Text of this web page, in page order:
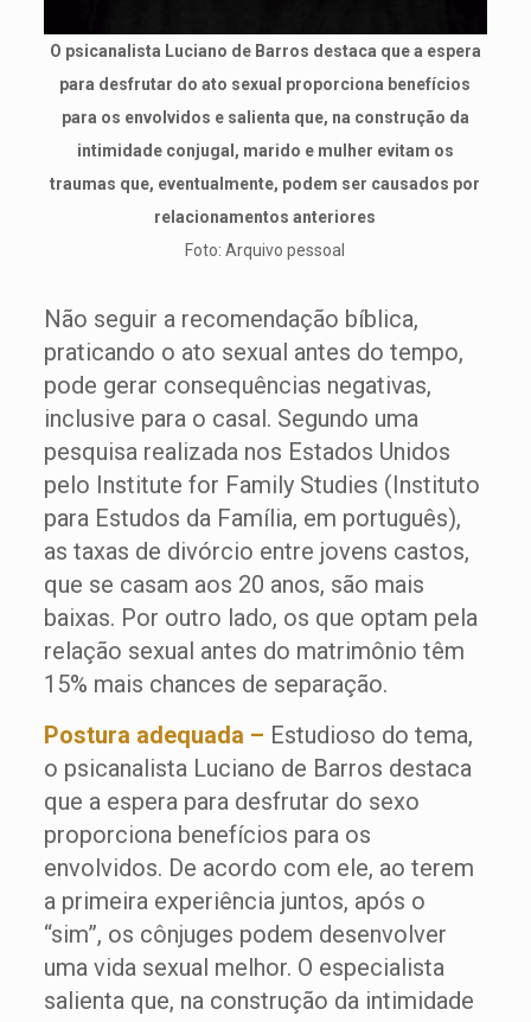
O psicanalista Luciano de Barros destaca que a espera
para desfrutar do ato sexual proporciona benefícios
para os envolvidos e salienta que, na construção da
intimidade conjugal, marido e mulher evitam os
traumas que, eventualmente, podem ser causados por
relacionamentos anteriores
Foto: Arquivo pessoal
Não seguir a recomendação bíblica,
praticando o ato sexual antes do tempo,
pode gerar consequências negativas,
inclusive para o casal. Segundo uma
pesquisa realizada nos Estados Unidos
pelo Institute for Family Studies (Instituto
para Estudos da Família, em português),
as taxas de divórcio entre jovens castos,
que se casam aos 20 anos, são mais
baixas. Por outro lado, os que optam pela
relação sexual antes do matrimônio têm
15% mais chances de separação.
Postura adequada – Estudioso do tema,
o psicanalista Luciano de Barros destaca
que a espera para desfrutar do sexo
proporciona benefícios para os
envolvidos. De acordo com ele, ao terem
a primeira experiência juntos, após o
“sim”, os cônjuges podem desenvolver
uma vida sexual melhor. O especialista
salienta que, na construção da intimidade